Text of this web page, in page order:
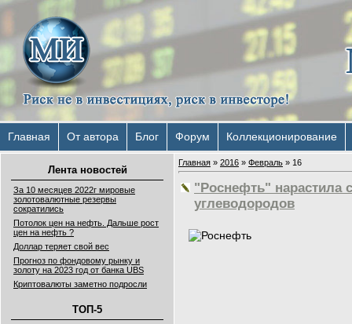
Главная От автора Блог Форум Коллекционирование
Лента новостей
За 10 месяцев 2022г мировые
золотовалютные резервы
сократились
Потолок цен на нефть. Дальше рост
цен на нефть ?
Доллар теряет свой вес
Прогноз по фондовому рынку и
золоту на 2023 год от банка UBS
Криптовалюты заметно подросли
ТОП-5
Главная » 2016 » Февраль » 16
"Роснефть" нарастила
углеводородов